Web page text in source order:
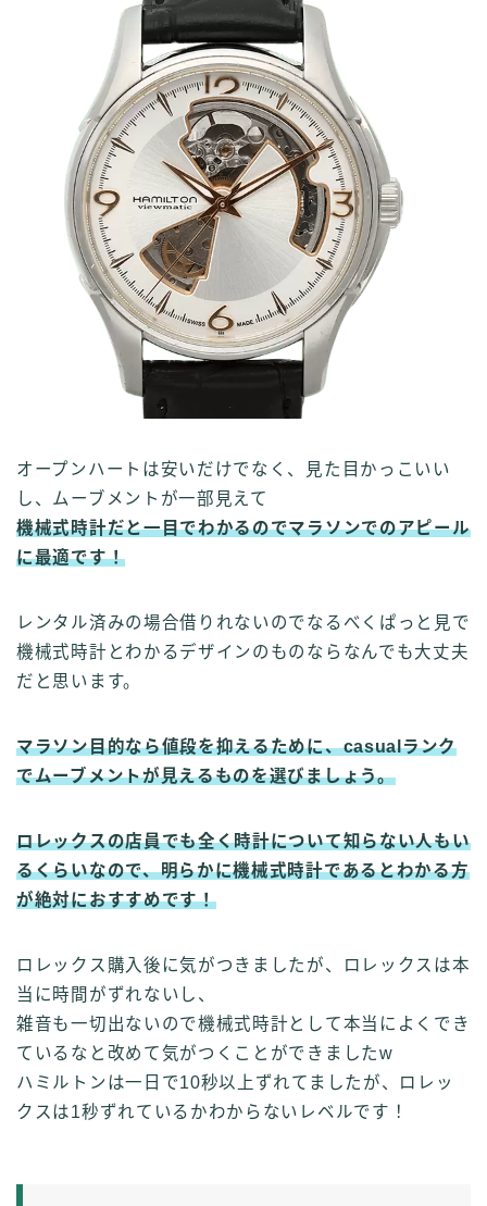
オープンハートは安いだけでなく、見た目かっこいい
し、ムーブメントが一部見えて
機械式時計だと一目でわかるのでマラソンでのアピール
に最適です！
レンタル済みの場合借りれないのでなるべくぱっと見で
機械式時計とわかるデザインのものならなんでも大丈夫
だと思います。
マラソン目的なら値段を抑えるために、casualランク
でムーブメントが見えるものを選びましょう。
ロレックスの店員でも全く時計について知らない人もい
るくらいなので、明らかに機械式時計であるとわかる方
が絶対におすすめです！
ロレックス購入後に気がつきましたが、ロレックスは本
当に時間がずれないし、
雑音も一切出ないので機械式時計として本当によくでき
ているなと改めて気がつくことができましたw
ハミルトンは一日で10秒以上ずれてましたが、ロレッ
クスは1秒ずれているかわからないレベルです！